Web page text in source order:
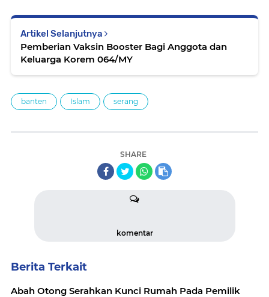
Artikel Selanjutnya
Pemberian Vaksin Booster Bagi Anggota dan
Keluarga Korem 064/MY
banten Islam serang
SHARE
komentar
Berita Terkait
Abah Otong Serahkan Kunci Rumah Pada Pemilik